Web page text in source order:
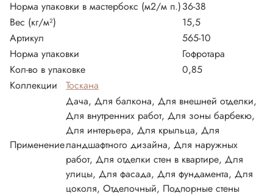
Норма упаковки в мастербокс (м2/м п.)36-38
Вес (кг/м²)
15,5
Артикул
565-10
Норма упаковки
Гофротара
Кол-во в упаковке
0,85
Коллекции
Тоскана
Применение
Дача, Для балкона, Для внешней отделки,
Для внутренних работ, Для зоны барбекю,
Для интерьера, Для крыльца, Для
ландшафтного дизайна, Для наружных
работ, Для отделки стен в квартире, Для
улицы, Для фасада, Для фундамента, Для
цоколя, Отделочный, Подпорные стены